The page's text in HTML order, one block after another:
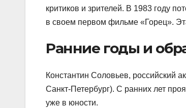
критиков и зрителей. В 1983 году
в своем первом фильме «Горец».
Ранние годы и
Константин Соловьев, российский
Санкт-Петербург). С ранних лет
уже в юности.